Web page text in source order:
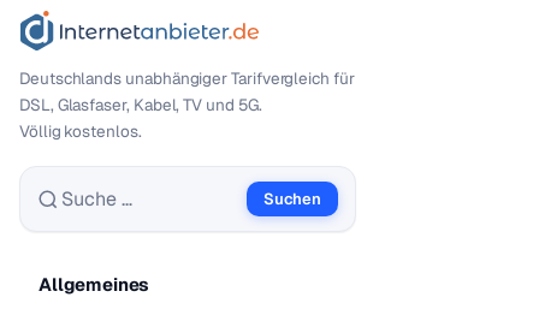
Deutschlands unabhängiger Tarif­vergleich für
DSL, Glasfaser, Kabel, TV und 5G.
Völlig kostenlos.
Suche nach:
Suchen
Allgemeines